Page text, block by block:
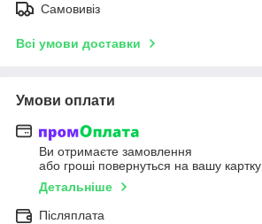
Самовивіз
Всі умови доставки
Умови оплати
Ви отримаєте замовлення
або гроші повернуться на вашу картку
Детальніше
Післяплата